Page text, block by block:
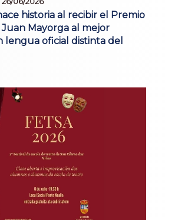
historia al recibir el Premio
Mayorga al mejor
lengua oficial distinta del